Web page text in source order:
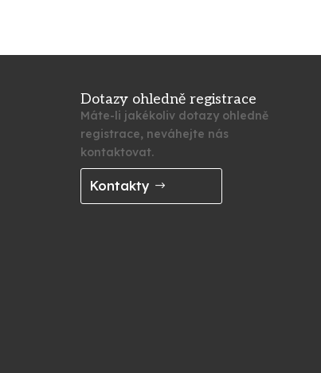
Dotazy ohledně registrace
Máte-li jakékoliv dotazy ohledně
registrace, neváhejte nás
kontaktovat.
Kontakty